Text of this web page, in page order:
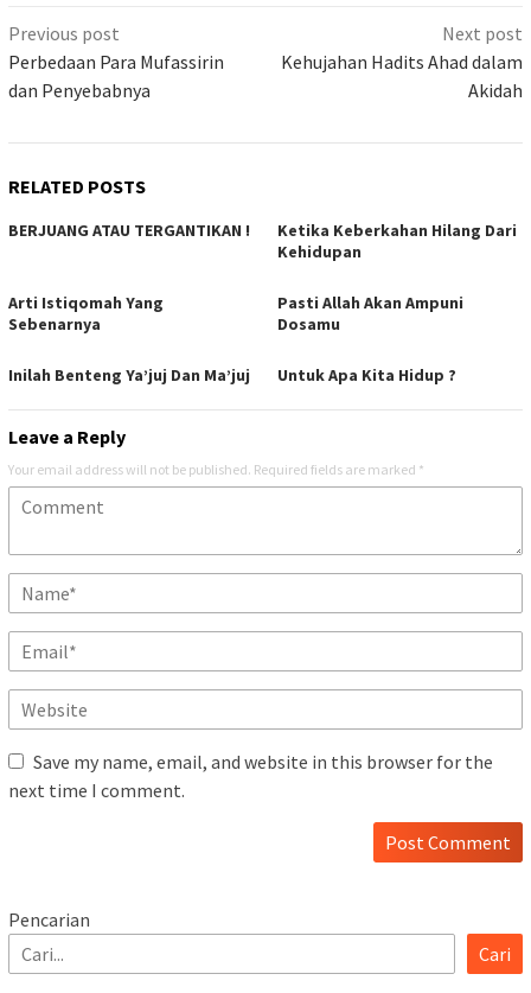
Previous post
Perbedaan Para Mufassirin
dan Penyebabnya
Next post
Kehujahan Hadits Ahad dalam
Akidah
RELATED POSTS
BERJUANG ATAU TERGANTIKAN !
Ketika Keberkahan Hilang Dari
Kehidupan
Arti Istiqomah Yang
Sebenarnya
Pasti Allah Akan Ampuni
Dosamu
Inilah Benteng Ya’juj Dan Ma’juj Untuk Apa Kita Hidup ?
Leave a Reply
Your email address will not be published. Required fields are marked *
Save my name, email, and website in this browser for the
next time I comment.
Pencarian
Cari